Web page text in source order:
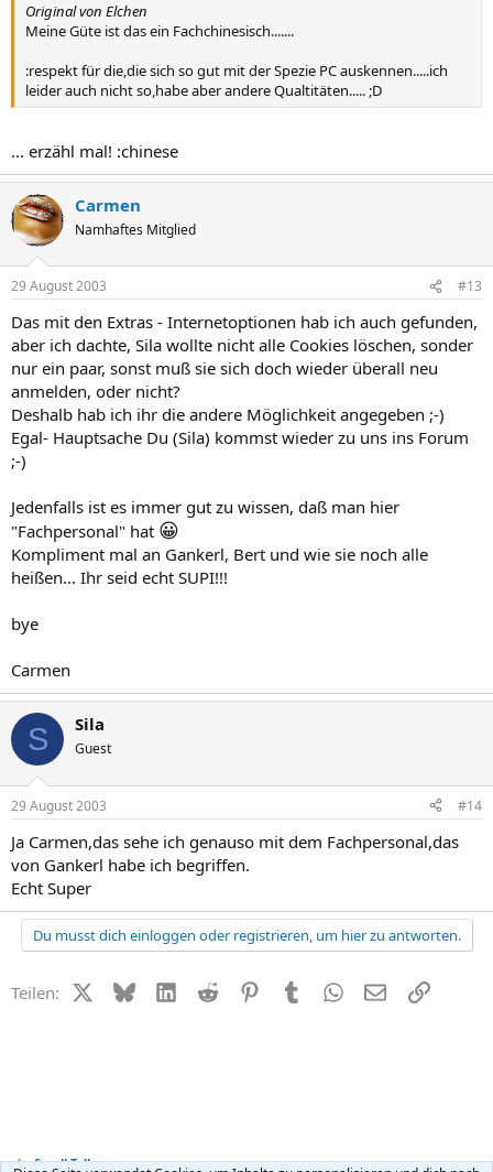
Original von Elchen
Meine Güte ist das ein Fachchinesisch.......
:respekt für die,die sich so gut mit der Spezie PC auskennen.....ich
leider auch nicht so,habe aber andere Qualtitäten..... ;D
... erzähl mal! :chinese
Carmen
Namhaftes Mitglied
29 August 2003 #13
Das mit den Extras - Internetoptionen hab ich auch gefunden,
aber ich dachte, Sila wollte nicht alle Cookies löschen, sonder
nur ein paar, sonst muß sie sich doch wieder überall neu
anmelden, oder nicht?
Deshalb hab ich ihr die andere Möglichkeit angegeben ;-)
Egal- Hauptsache Du (Sila) kommst wieder zu uns ins Forum
;-)
Jedenfalls ist es immer gut zu wissen, daß man hier
"Fachpersonal" hat 😀
Kompliment mal an Gankerl, Bert und wie sie noch alle
heißen... Ihr seid echt SUPI!!!
bye
Carmen
S Sila
Guest
29 August 2003 #14
Ja Carmen,das sehe ich genauso mit dem Fachpersonal,das
von Gankerl habe ich begriffen.
Echt Super
Du musst dich einloggen oder registrieren, um hier zu antworten.
Teilen: X (Twitter)
BlueskyLinkedIn
Reddit PinterestTumblr WhatsApp
E-MailLink
Small Talk